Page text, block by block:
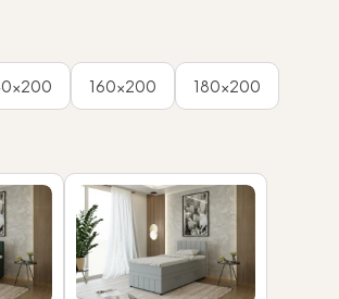
160x200 180x200